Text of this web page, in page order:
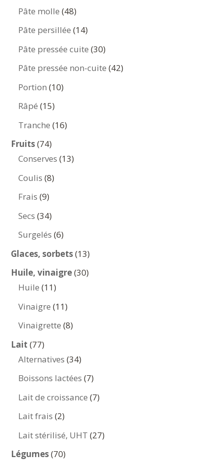
produits
Pâte molle 4848
produits
Pâte persillée 1414
produits
Pâte pressée cuite 3030
produits
Pâte pressée non-cuite 4242
Portion 1010
Râpé 1515
produits
Tranche 1616
Fruits 7474
produits
Conserves 1313
Coulis 88
Frais 99
produits
Secs 3434
produits
Surgelés 66
produits
Glaces, sorbets 1313
produits
Huile, vinaigre 3030
Huile 1111
produits
Vinaigre 1111
produits
Vinaigrette 88
Lait 7777
produits
Alternatives 3434
produits
Boissons lactées 77
produits
Lait de croissance 77
Lait frais 22
produits
Lait stérilisé, UHT 2727
Légumes 7070